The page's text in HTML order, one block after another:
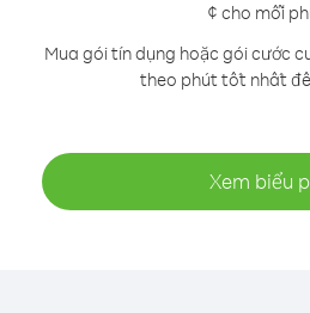
¢ cho mỗi
Mua gói tín dụng hoặc gói cước
theo phút tốt nhất
Xem biểu